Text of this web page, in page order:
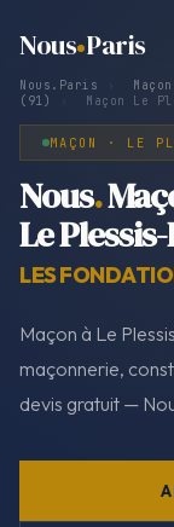
Nous Paris
Nous.Paris Maçon
(91)
Maçon Le
MAÇON · LE
Nous.
Le
LES
Maçon à Le
maçonnerie,
devis gratuit —